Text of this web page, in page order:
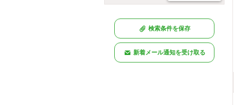
検索条件を保存
新着メール通知を受け取る